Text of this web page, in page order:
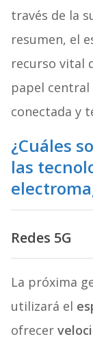
través de la
resumen, el
recurso vital
papel central
conectada y
¿Cuáles
las
Redes 5G
La próxima
utilizará el
ofrecer